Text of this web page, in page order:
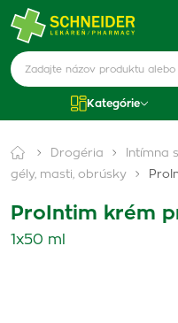
Kategórie
Drogéria Intímna
gély, masti, obrúsky
ProIntim krém
1x50 ml